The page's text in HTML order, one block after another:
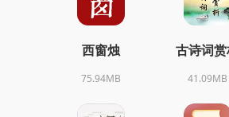
西窗烛
75.94MB
古诗词
41.09MB